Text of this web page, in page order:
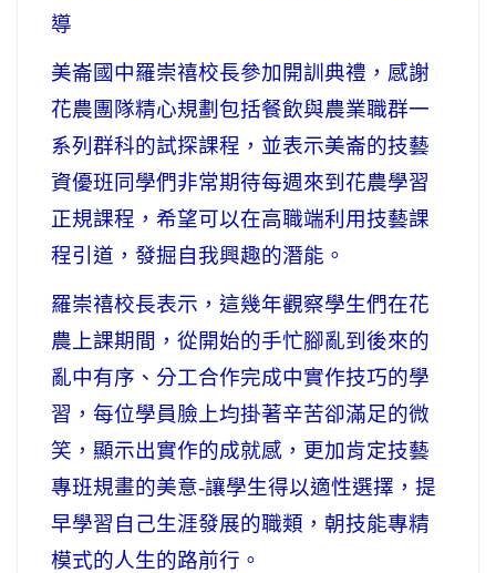
導
美崙國中羅崇禧校長參加開訓典禮，感謝
花農團隊精心規劃包括餐飲與農業職群一
系列群科的試探課程，並表示美崙的技藝
資優班同學們非常期待每週來到花農學習
正規課程，希望可以在高職端利用技藝課
程引道，發掘自我興趣的潛能。
羅崇禧校長表示，這幾年觀察學生們在花
農上課期間，從開始的手忙腳亂到後來的
亂中有序、分工合作完成中實作技巧的學
習，每位學員臉上均掛著辛苦卻滿足的微
笑，顯示出實作的成就感，更加肯定技藝
專班規畫的美意-讓學生得以適性選擇，提
早學習自己生涯發展的職類，朝技能專精
模式的人生的路前行。